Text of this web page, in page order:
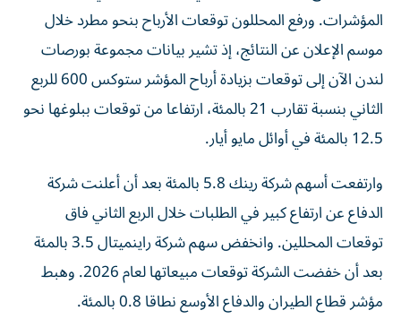
المؤشرات. ورفع المحللون توقعات الأرباح بنحو مطرد خلال ​
موسم الإعلان ‌عن النتائج، إذ تشير بيانات مجموعة بورصات
لندن الآن إلى توقعات بزيادة ‌أرباح المؤشر ستوكس 600 للربع
الثاني بنسبة تقارب 21 بالمئة، ارتفاعا من توقعات ببلوغها نحو
12.5 بالمئة في أوائل مايو أيار.
وارتفعت أسهم شركة رينك 5.8 بالمئة ‌بعد أن أعلنت ‌شركة
الدفاع عن ارتفاع كبير في ⁠الطلبات خلال الربع الثاني فاق
توقعات المحللين. وانخفض سهم شركة ‌راينميتال 3.5 بالمئة
بعد أن خفضت الشركة توقعات مبيعاتها لعام 2026. وهبط
مؤشر قطاع الطيران والدفاع الأوسع نطاقا 0.8 بالمئة.